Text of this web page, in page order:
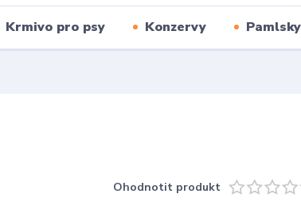
Krmivo pro psy Konzervy Pamlsky
Ohodnotit produkt